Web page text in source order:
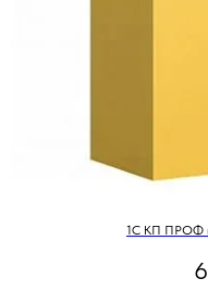
1С КП ПРОФ